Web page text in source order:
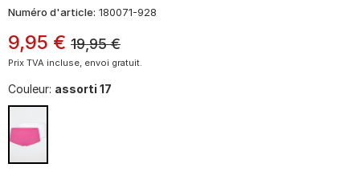
Numéro d'article: 180071-928
9,95 € 19,95 €
Prix TVA incluse, envoi gratuit.
Couleur: assorti 17